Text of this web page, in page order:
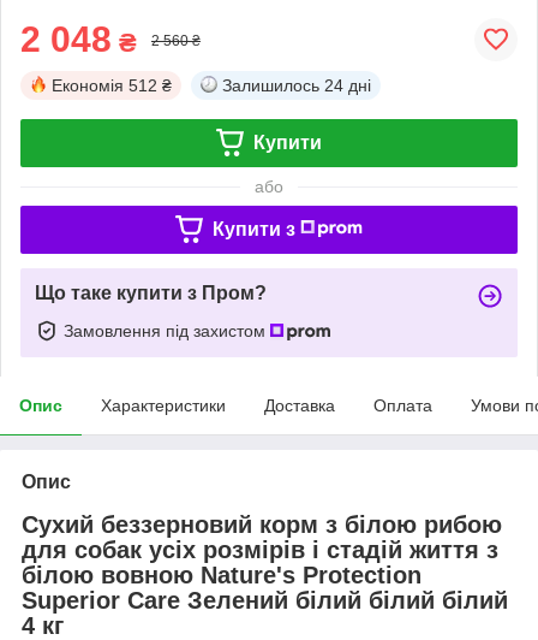
2 048 ₴ 2 560 ₴
Економія 512 ₴ Залишилось 24 дні
Купити
або
Купити з
Що таке купити з Пром?
Замовлення під захистом
Опис Характеристики Доставка Оплата Умови
Опис
Сухий беззерновий корм з білою рибою
для собак усіх розмірів і стадій життя з
білою вовною Nature's Protection
Superior Care Зелений білий білий білий
4 кг